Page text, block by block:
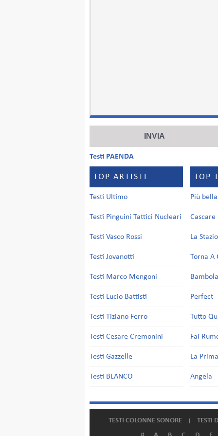
Testi PAENDA
TOP ARTISTI
Testi Ultimo
Testi Pinguini Tattici Nucleari
Testi Vasco Rossi
Testi Jovanotti
Testi Marco Mengoni
Testi Lucio Battisti
Testi Tiziano Ferro
Testi Cesare Cremonini
Testi Gazzelle
Testi BLANCO
TOP
Più
Cascare
La
Torna A
Bambola
Perfect
Tutto
Fai
La
Angela
TESTI COLONNE SONORE TESTI